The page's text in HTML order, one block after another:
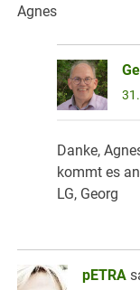
Agnes
Danke,
kommt es
LG, Georg
pETRA